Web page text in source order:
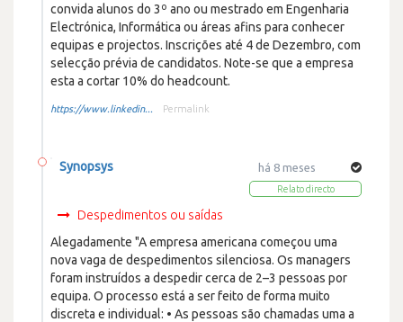
convida alunos do 3º ano ou mestrado em Engenharia
Electrónica, Informática ou áreas afins para conhecer
equipas e projectos. Inscrições até 4 de Dezembro, com
selecção prévia de candidatos. Note-se que a empresa
esta a cortar 10% do headcount.
https://www.linkedin... Permalink
há 8 meses
Relato directo
Synopsys
Despedimentos ou saídas
Alegadamente "A empresa americana começou uma
nova vaga de despedimentos silenciosa. Os managers
foram instruídos a despedir cerca de 2–3 pessoas por
equipa. O processo está a ser feito de forma muito
discreta e individual: • As pessoas são chamadas uma a